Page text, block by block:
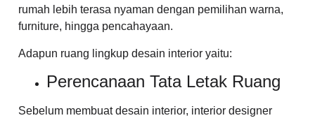
rumah lebih terasa nyaman dengan pemilihan warna,
furniture, hingga pencahayaan.
Adapun ruang lingkup desain interior yaitu:
Perencanaan Tata Letak Ruang
Sebelum membuat desain interior, interior designer